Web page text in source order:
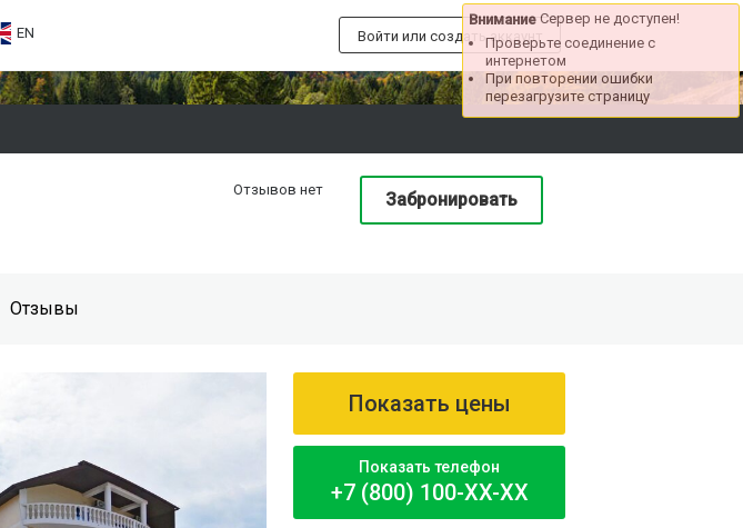
Внимание Сервер не доступен!
Проверьте соединение с
интернетом
При повторении ошибки
перезагрузите страницу
EN Войти или создать аккаунт
Отзывов нет Забронировать
Отзывы
Показать цены
Показать телефон
+7 (800) 100-XX-XX